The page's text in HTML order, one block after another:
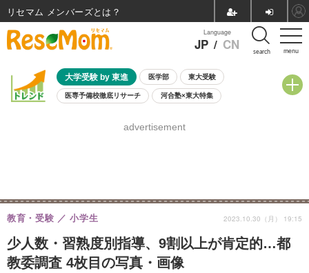
menu
Language
JP / CN search
大学受験 by 東進 医学部 東大受験
医専予備校徹底リサーチ 河合塾×東大特集
8月開催学校説明会・相談会
advertisement
少人数・習熟度別指導、9割以上が肯定的…都
教委調査 4枚目の写真・画像
教育・受験 小学生 2023.10.30（月） 19:15
リセマム メンバーズ